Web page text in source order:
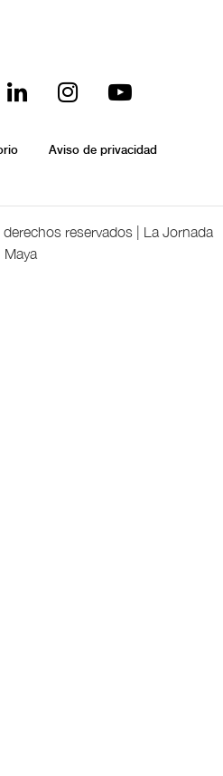
Aviso de privacidad
reservados | La Jornada
Maya